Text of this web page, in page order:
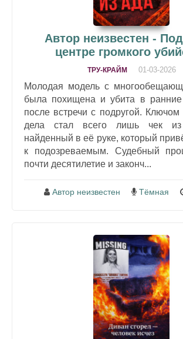
Автор неизвестен -
центре громкого
ТРУ-КРАЙМ 01-03-2026
Молодая модель с
была похищена и убита в
после встречи с подругой.
дела стал всего лишь чек из
найденный в её руке, который
к подозреваемым. Судебный
почти десятилетие и законч...
Автор неизвестен Тёмная